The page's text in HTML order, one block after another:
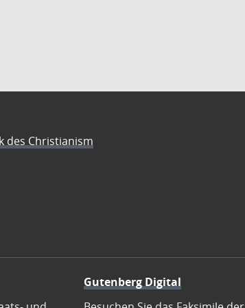
des Christianism
Gutenberg Digital